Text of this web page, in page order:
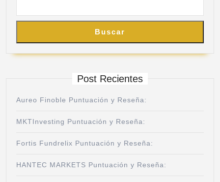
Buscar
Post Recientes
Aureo Finoble Puntuación y Reseña:
MKTInvesting Puntuación y Reseña:
Fortis Fundrelix Puntuación y Reseña:
HANTEC MARKETS Puntuación y Reseña: